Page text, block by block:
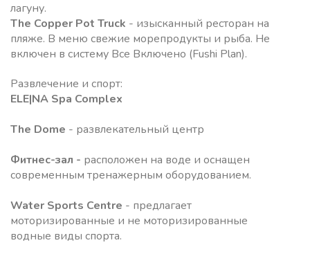
лагуну.
The Copper Pot Truck - изысканный ресторан на
пляже. В меню свежие морепродукты и рыба. Не
включен в систему Все Включено (Fushi Plan).
Развлечение и спорт:
ELE|NA Spa Complex
The Dome - развлекательный центр
Фитнес-зал - расположен на воде и оснащен
современным тренажерным оборудованием.
Water Sports Centre - предлагает
моторизированные и не моторизированные
водные виды спорта.